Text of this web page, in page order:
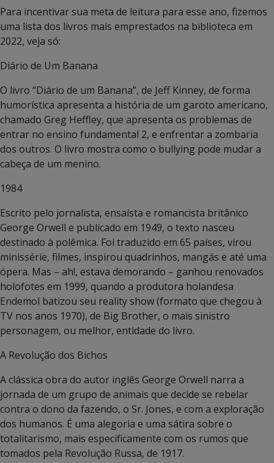
Para incentivar sua meta de leitura para esse ano, fizemos
uma lista dos livros mais emprestados na biblioteca em
2022, veja só:
Diário de Um Banana
O livro “Diário de um Banana”, de Jeff Kinney, de forma
humorística apresenta a história de um garoto americano,
chamado Greg Heffley, que apresenta os problemas de
entrar no ensino fundamental 2, e enfrentar a zombaria
dos outros. O livro mostra como o bullying pode mudar a
cabeça de um menino.
1984
Escrito pelo jornalista, ensaísta e romancista britânico
George Orwell e publicado em 1949, o texto nasceu
destinado à polêmica. Foi traduzido em 65 países, virou
minissérie, filmes, inspirou quadrinhos, mangás e até uma
ópera. Mas – ah!, estava demorando – ganhou renovados
holofotes em 1999, quando a produtora holandesa
Endemol batizou seu reality show (formato que chegou à
TV nos anos 1970), de Big Brother, o mais sinistro
personagem, ou melhor, entidade do livro.
A Revolução dos Bichos
A clássica obra do autor inglês George Orwell narra a
jornada de um grupo de animais que decide se rebelar
contra o dono da fazendo, o Sr. Jones, e com a exploração
dos humanos. É uma alegoria e uma sátira sobre o
totalitarismo, mais especificamente com os rumos que
tomados pela Revolução Russa, de 1917.